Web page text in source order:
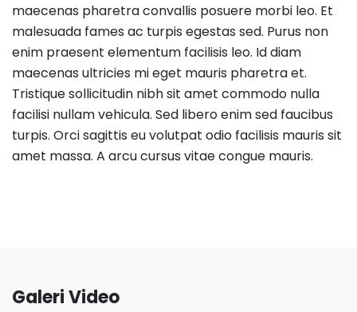
maecenas pharetra convallis posuere morbi leo. Et
malesuada fames ac turpis egestas sed. Purus non
enim praesent elementum facilisis leo. Id diam
maecenas ultricies mi eget mauris pharetra et.
Tristique sollicitudin nibh sit amet commodo nulla
facilisi nullam vehicula. Sed libero enim sed faucibus
turpis. Orci sagittis eu volutpat odio facilisis mauris sit
amet massa. A arcu cursus vitae congue mauris.
Galeri Video